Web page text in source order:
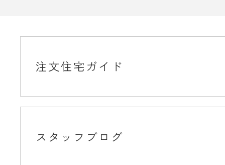
注文住宅ガイド
スタッフブログ